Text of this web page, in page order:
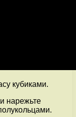
кубиками.
нарежьте